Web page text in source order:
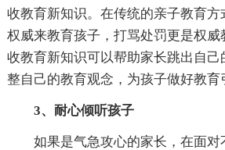
收教育新知识。在传统的亲子教育方
权威来教育孩子，打骂处罚更是权威
收教育新知识可以帮助家长跳出自己
整自己的教育观念，为孩子做好教育
3、耐心倾听孩子
如果是气急攻心的家长，在面对